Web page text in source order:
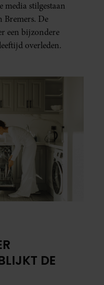
media stilgestaan
Bremers. De
een bijzondere
overleden.
DE